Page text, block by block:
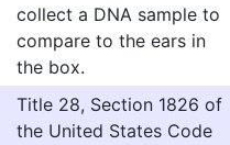
collect a DNA sample to
compare to the ears in
the box.
Title 28, Section 1826 of
the United States Code